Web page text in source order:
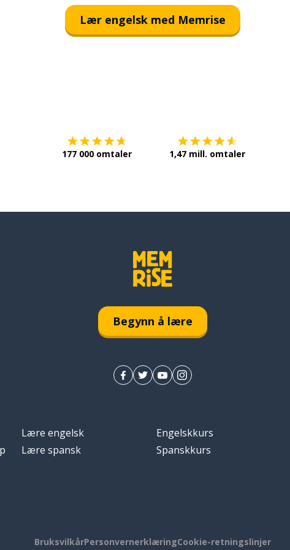
Lær engelsk med Memrise
177 000 omtaler 1,47 mill. omtaler
Begynn å lære
Lære engelsk
Lære spansk
Engelskkurs
Spanskkurs
BruksvilkårPersonvernerklæringCookie-retningslinjer